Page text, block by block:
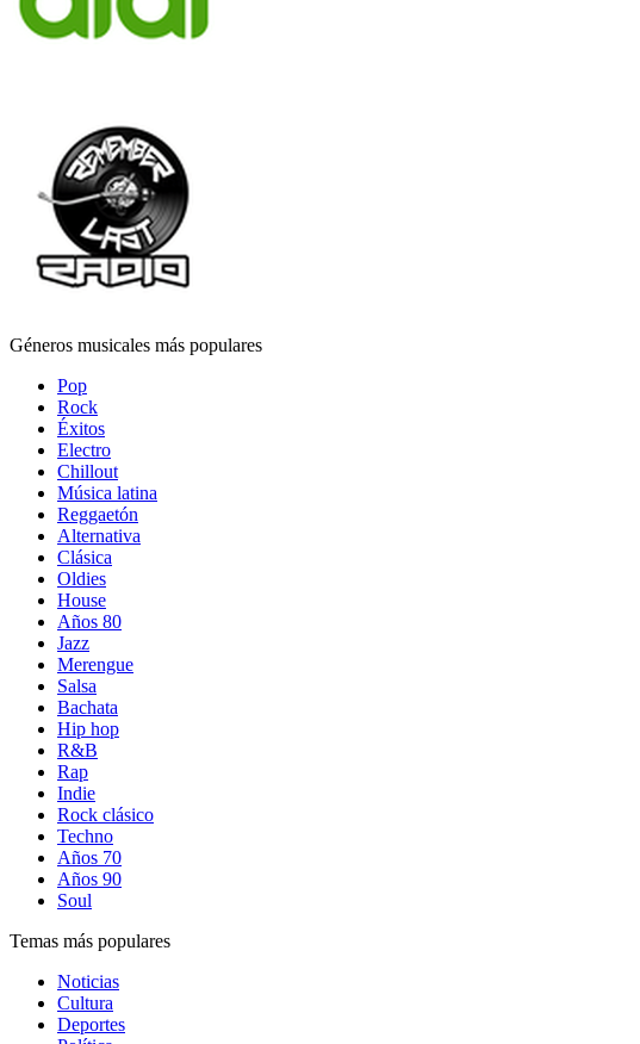
Géneros musicales más populares
Pop
Rock
Éxitos
Electro
Chillout
Música latina
Reggaetón
Alternativa
Clásica
Oldies
House
Años 80
Jazz
Merengue
Salsa
Bachata
Hip hop
R&B
Rap
Indie
Rock clásico
Techno
Años 70
Años 90
Soul
Temas más populares
Noticias
Cultura
Deportes